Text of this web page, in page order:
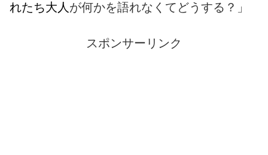
れたち大人 が何かを語れなくてどうする？」
スポンサーリンク